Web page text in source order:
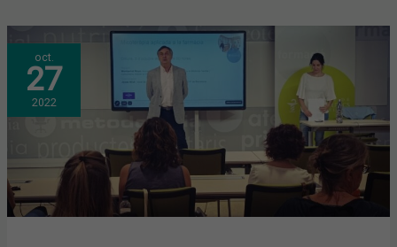
oct.
27
2022
MICOTERÀPIA
I
LA
SEVA
APLICACIÓ
A
LA